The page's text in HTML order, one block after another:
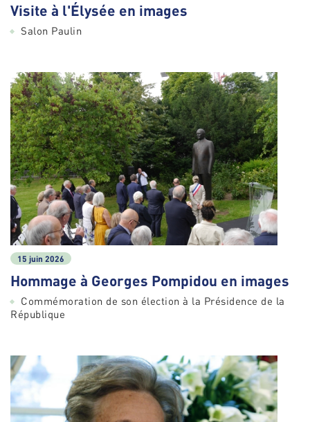
Visite à l'Élysée en images
Salon Paulin
15 juin 2026
Hommage à Georges Pompidou en images
Commémoration de son élection à la Présidence de la
République